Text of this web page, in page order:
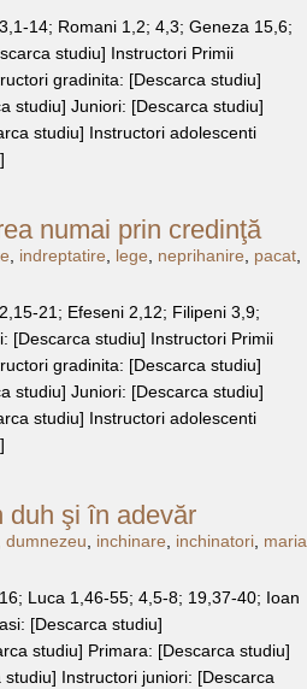
14; Romani 1,2; 4,3; Geneza 15,6;
studiu] Instructori Primii
gradinita: [Descarca studiu]
studiu] Juniori: [Descarca studiu]
studiu] Instructori adolescenti
numai prin credinţă
indreptatire lege neprihanire pacat,
21; Efeseni 2,12; Filipeni 3,9;
[Descarca studiu] Instructori Primii
gradinita: [Descarca studiu]
studiu] Juniori: [Descarca studiu]
studiu] Instructori adolescenti
duh şi în adevăr
dumnezeu inchinare inchinatori, maria
Luca 1,46-55; 4,5-8; 19,37-40; Ioan
[Descarca studiu]
studiu] Primara: [Descarca studiu]
Instructori juniori: [Descarca